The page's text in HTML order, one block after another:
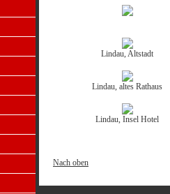
Lindau, Altstadt
Lindau, altes Rathaus
Lindau, Insel Hotel
Nach oben